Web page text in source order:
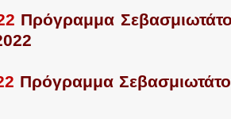
Πρόγραμμα
Πρόγραμμα